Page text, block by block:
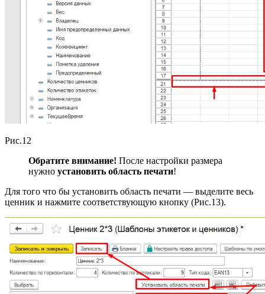
Рис.12
Обратите внимание! После настройки размера
нужно установить область печати!
Для того что бы установить область печати — выделите весь
ценник и нажмите соответствующую кнопку (Рис.13).